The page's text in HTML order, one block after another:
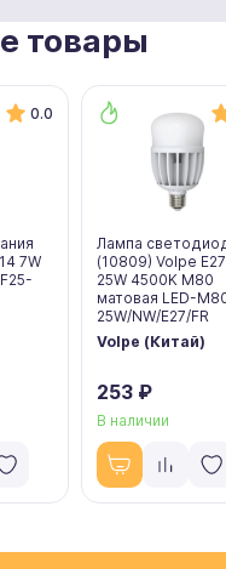
товары
0.0
7W
Лампа
(10809) Volpe E27
25W 4500K M80
матовая LED-
25W/NW/E27/FR
Volpe (Китай)
253 ₽
В наличии